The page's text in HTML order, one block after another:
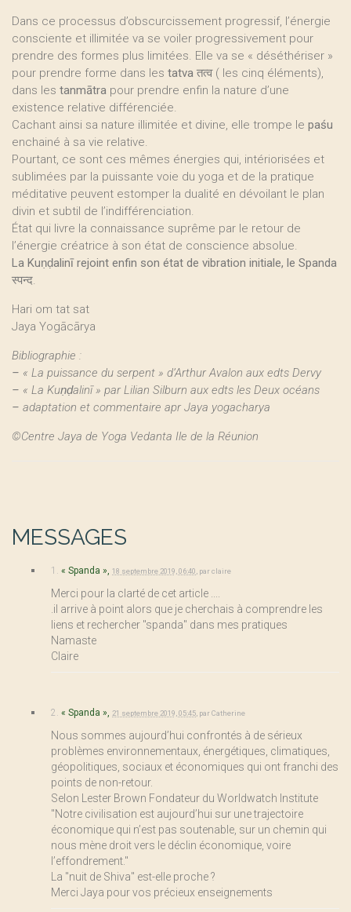
Dans ce processus d’obscurcissement progressif, l’énergie
consciente et illimitée va se voiler progressivement pour
prendre des formes plus limitées. Elle va se « déséthériser »
pour prendre forme dans les tatva तत्व ( les cinq éléments),
dans les tanmātra pour prendre enfin la nature d’une
existence relative différenciée.
Cachant ainsi sa nature illimitée et divine, elle trompe le paśu
enchainé à sa vie relative.
Pourtant, ce sont ces mêmes énergies qui, intériorisées et
sublimées par la puissante voie du yoga et de la pratique
méditative peuvent estomper la dualité en dévoilant le plan
divin et subtil de l’indifférenciation.
État qui livre la connaissance suprême par le retour de
l’énergie créatrice à son état de conscience absolue.
La Kuṇḍalinī rejoint enfin son état de vibration initiale, le Spanda
स्पन्द.
Hari om tat sat
Jaya Yogācārya
Bibliographie :
– « La puissance du serpent » d’Arthur Avalon aux edts Dervy
– « La Kuṇḍalinī » par Lilian Silburn aux edts les Deux océans
– adaptation et commentaire apr Jaya yogacharya
©Centre Jaya de Yoga Vedanta Ile de la Réunion
MESSAGES
1. « Spanda », 18 septembre 2019, 06:40 parclaire
Merci pour la clarté de cet article ....
.il arrive à point alors que je cherchais à comprendre les
liens et rechercher "spanda" dans mes pratiques
Namaste
Claire
2. « Spanda », 21 septembre 2019, 05:45 parCatherine
Nous sommes aujourd’hui confrontés à de sérieux
problèmes environnementaux, énergétiques, climatiques,
géopolitiques, sociaux et économiques qui ont franchi des
points de non-retour.
Selon Lester Brown Fondateur du Worldwatch Institute
"Notre civilisation est aujourd’hui sur une trajectoire
économique qui n’est pas soutenable, sur un chemin qui
nous mène droit vers le déclin économique, voire
l’effondrement."
La "nuit de Shiva" est-elle proche ?
Merci Jaya pour vos précieux enseignements